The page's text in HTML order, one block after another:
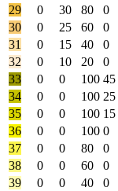
29
0 30 80 0
30
0 25 60 0
31
0 15 40 0
32
0 10 20 0
33
0 0 100 45
34
0 0 100 25
35
0 0 100 15
36
0 0 100 0
37
0 0 80 0
38
0 0 60 0
39
0 0 40 0